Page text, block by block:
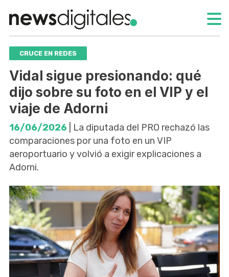
CRUCE EN REDES
Vidal sigue presionando: qué
dijo sobre su foto en el VIP y el
viaje de Adorni
16/06/2026 | La diputada del PRO rechazó las
comparaciones por una foto en un VIP
aeroportuario y volvió a exigir explicaciones a
Adorni.